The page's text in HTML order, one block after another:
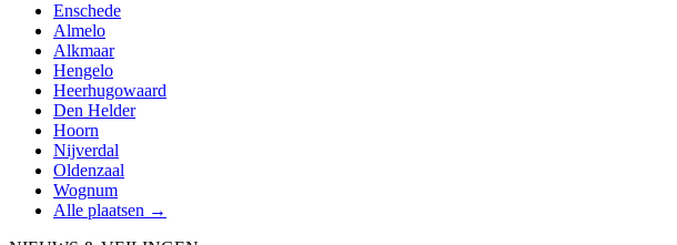
Enschede
Almelo
Alkmaar
Hengelo
Heerhugowaard
Den Helder
Hoorn
Nijverdal
Oldenzaal
Wognum
Alle plaatsen →